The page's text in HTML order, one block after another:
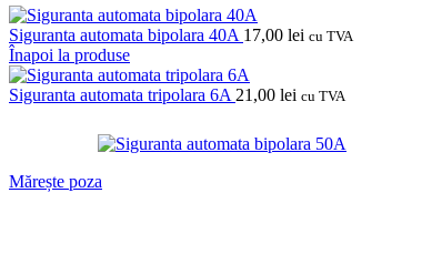
Siguranta automata bipolara 40A 17,00 lei cu TVA
Înapoi la produse
Siguranta automata tripolara 6A 21,00 lei cu TVA
Mărește poza